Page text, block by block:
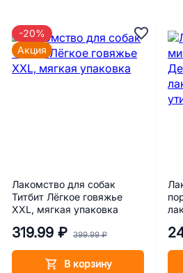
Лакомство для собак
Титбит Лёгкое говяжье
XXL, мягкая упаковка
319.99 ₽ 399.99 ₽
В корзину
-20%
Акция